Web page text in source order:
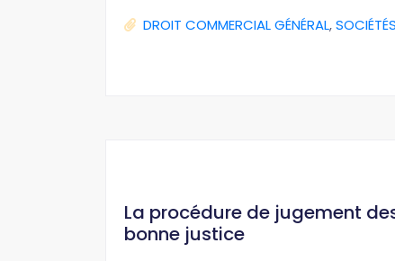
DROIT COMMERCIAL GÉNÉRAL,
La procédure de jugement
bonne justice